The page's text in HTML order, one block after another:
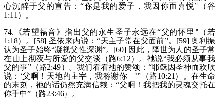
心沉醉于父的宣告：“你是我的爱子，我因你而喜悦”（谷
1:11）。
74.《若望福音》指出父的永生圣子永远在“父的怀里”（若
1:18）。[58] 圣依来内说：“天主子常在父面前”。[59] 奥利振
认为圣子始终“凝视父性深渊”。[60] 因此，降世为人的圣子常
在山上彻夜与所爱的父交谈（路6:12）。祂说“我必须从事我
父的事”（路2:49）。我们看看祂的赞颂：“耶稣因圣神而欢欣
说：‘父啊！天地的主宰，我称谢你！’”（路10:21）。在生命
的末刻，祂的话仍然充满信赖：“父啊！我把我的灵魂交托在
你手中”（路23:46）。